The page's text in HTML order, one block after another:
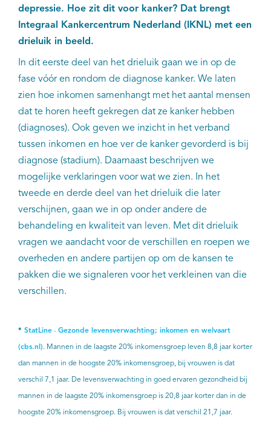
depressie. Hoe zit dit voor kanker? Dat brengt
Integraal Kankercentrum Nederland (IKNL) met een
drieluik in beeld.
In dit eerste deel van het drieluik gaan we in op de
fase vóór en rondom de diagnose kanker. We laten
zien hoe inkomen samenhangt met het aantal mensen
dat te horen heeft gekregen dat ze kanker hebben
(diagnoses). Ook geven we inzicht in het verband
tussen inkomen en hoe ver de kanker gevorderd is bij
diagnose (stadium). Daarnaast beschrijven we
mogelijke verklaringen voor wat we zien. In het
tweede en derde deel van het drieluik die later
verschijnen, gaan we in op onder andere de
behandeling en kwaliteit van leven. Met dit drieluik
vragen we aandacht voor de verschillen en roepen we
overheden en andere partijen op om de kansen te
pakken die we signaleren voor het verkleinen van die
verschillen.
* StatLine - Gezonde levensverwachting; inkomen en welvaart
(cbs.nl). Mannen in de laagste 20% inkomensgroep leven 8,8 jaar korter
dan mannen in de hoogste 20% inkomensgroep, bij vrouwen is dat
verschil 7,1 jaar. De levensverwachting in goed ervaren gezondheid bij
mannen in de laagste 20% inkomensgroep is 20,8 jaar korter dan in de
hoogste 20% inkomensgroep. Bij vrouwen is dat verschil 21,7 jaar.